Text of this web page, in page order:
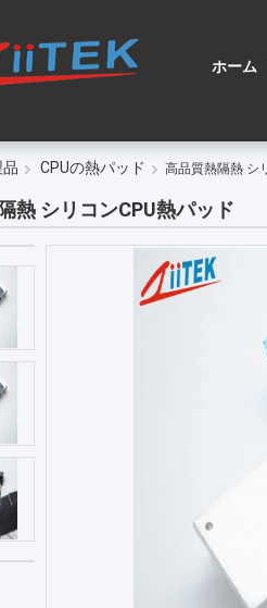
ホーム
CPUの熱パッド 高品質熱隔熱 シ
熱 シリコンCPU熱パッド